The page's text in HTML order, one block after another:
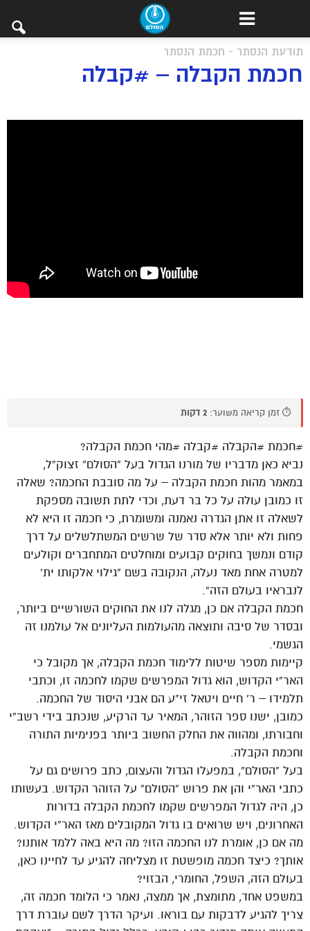
תודעת הנסתר - חכמת הנסתר
חכמת הקבלה – #קבלה
⏱️ זמן קריאה משוער: 2 דקות
#חכמת #הקבלה #קבלה #מהי חכמת הקבלה?
נביא כאן מדבריו של מורנו הגדול בעל “הסולם” זצוק”ל,
במאמר מהות חכמת הקבלה – על מה סובבת החכמה? שאלה
זו כמובן עולה על כל בר דעת, וכדי לתת תשובה מספקת
לשאלה זו אתן הגדרה נאמנה ומשומרת, כי חכמה זו היא לא
פחות ולא יותר אלא סדר של שרשים המשתלשלים על דרך
קודם ונמשך בחוקים קבועים ומוחלטים המתחברים וקולעים
למטרה אחת מאד נעלה, הנקובה בשם “גילוי אלקותו ית’
לנבראיו בעולם הזה”.
חכמת הקבלה אם כן, מגלה לנו את החוקים השורשיים ביותר,
ובסדר של סיבה ותוצאה מהעולמות העליונים אל עולמנו זה
הגשמי.
קיימות מספר שיטות ללימוד חכמת הקבלה, אך מקובל כי
האר”י הקדוש, הוא גדול המפרשים שקמו לחכמה זו, וכתבי
תלמידו – ר’ חיים ויטאל זי”ע הם אבני היסוד של החכמה.
כמובן, ישנו ספר הזוהר, המאיר עד הרקיע, שנכתב בידי רשב”י
וחבורתו, ומהווה את החלק החשוב ביותר בפנימיות התורה
וחכמת הקבלה.
בעל “הסולם”, במפעלו הגדול והעצום, כתב פרושים גם על
כתבי האר”י והן את פרוש “הסולם” על הזוהר הקדוש. בעשותו
כן, היה לגדול המפרשים שקמו לחכמת הקבלה בדורות
האחרונים, ויש שרואים בו גדול המקובלים מאז האר”י הקדוש.
מה אם כן, אומרת לנו החכמה הזו? מה היא באה ללמד אותנו?
אותך? כיצד חכמה מופשטת זו מצליחה להגיע עד לחיינו כאן,
בעולם הזה, השפל, החומרי, הבזוי?
במשפט אחד, מתומצת, אך ממצה, נאמר כי הלומד חכמה זה,
צריך להגיע לדבקות עם בוראו. ועיקר הדרך לשם עוברת דרך